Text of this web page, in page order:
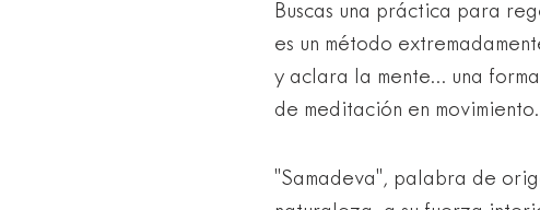
Buscas una práctica para
es un método
y aclara la mente... una
de meditación en movimiento.
"Samadeva", palabra de